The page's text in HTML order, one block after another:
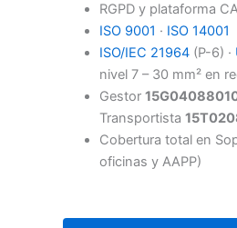
RGPD y plataforma
ISO 9001 · ISO 14001
ISO/IEC 21964(P-6) ·
nivel 7 – 30 mm² en
Gestor
Transportista
Cobertura total en
oficinas y AAPP)